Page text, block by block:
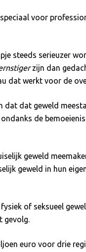
voor
steeds serieuzer
zijn dan
dat werkt voor de
dat dat geweld
de
geweld
geweld in hun
of seksueel
gevolg.
euro voor drie